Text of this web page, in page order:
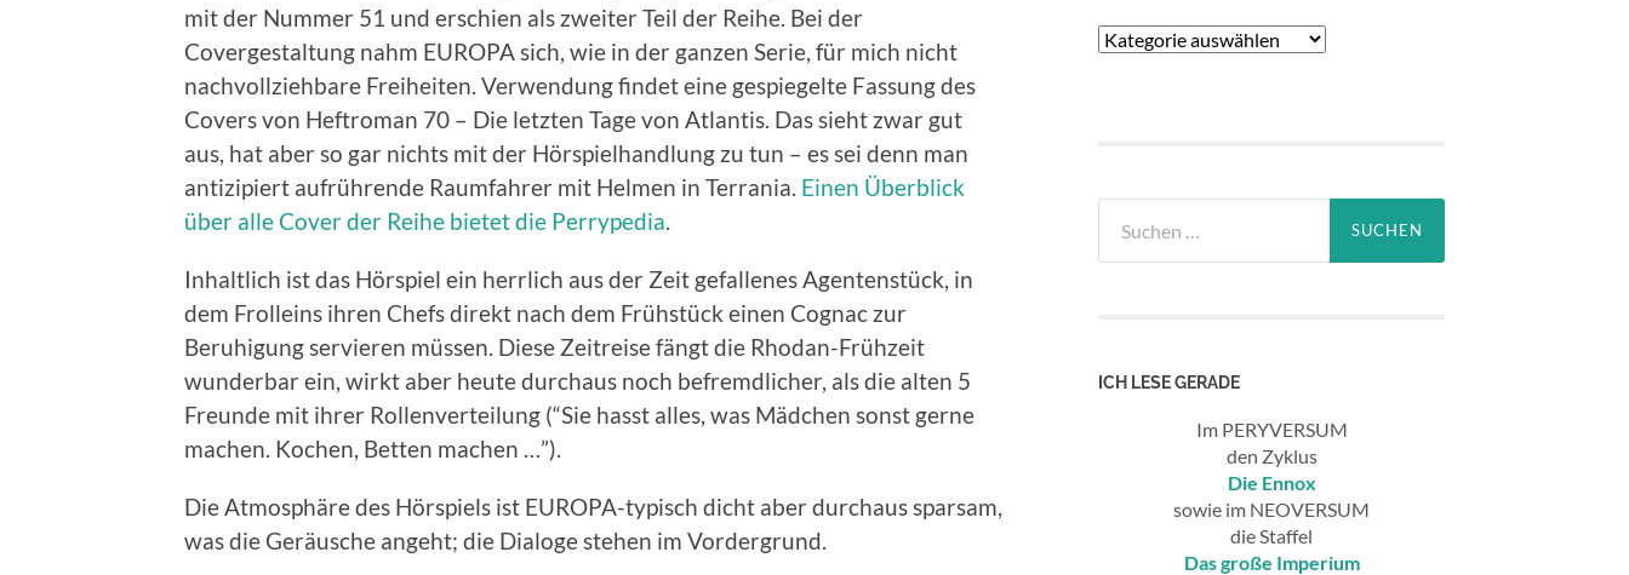
mit der Nummer 51 und erschien als zweiter Teil der Reihe. Bei der
Covergestaltung nahm EUROPA sich, wie in der ganzen Serie, für mich nicht
nachvollziehbare Freiheiten. Verwendung findet eine gespiegelte Fassung des
Covers von Heftroman 70 – Die letzten Tage von Atlantis. Das sieht zwar gut
aus, hat aber so gar nichts mit der Hörspielhandlung zu tun – es sei denn man
antizipiert aufrührende Raumfahrer mit Helmen in Terrania. Einen Überblick
über alle Cover der Reihe bietet die Perrypedia
Inhaltlich ist das Hörspiel ein herrlich aus der Zeit gefallenes Agentenstück, in
dem Frolleins ihren Chefs direkt nach dem Frühstück einen Cognac zur
Beruhigung servieren müssen. Diese Zeitreise fängt die Rhodan-Frühzeit
wunderbar ein, wirkt aber heute durchaus noch befremdlicher, als die alten 5
Freunde mit ihrer Rollenverteilung (“Sie hasst alles, was Mädchen sonst gerne
machen. Kochen, Betten machen …”).
Die Atmosphäre des Hörspiels ist EUROPA-typisch dicht aber durchaus sparsam,
was die Geräusche angeht; die Dialoge stehen im Vordergrund.
Kategorien
nach:
ICH LESE GERADE
Im PERYVERSUM
den Zyklus
Die Ennox
sowie im NEOVERSUM
die Staffel
Das große Imperium